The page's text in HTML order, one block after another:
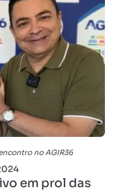
no AGIR36
em prol das